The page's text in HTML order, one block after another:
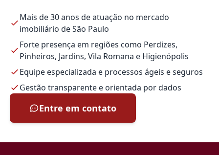
Mais de 30 anos de atuação no mercado
imobiliário de São Paulo
Forte presença em regiões como Perdizes,
Pinheiros, Jardins, Vila Romana e Higienópolis
Equipe especializada e processos ágeis e seguros
Gestão transparente e orientada por dados
Entre em contato